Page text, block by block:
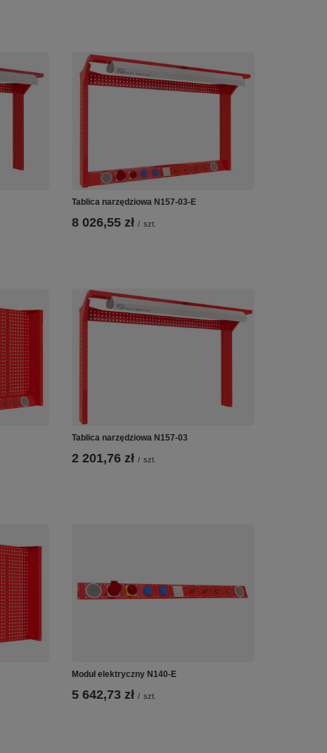
Tablica narzędziowa N157-03-E
8 026,55 zł / szt.
Tablica narzędziowa N157-03
2 201,76 zł / szt.
Moduł elektryczny N140-E
5 642,73 zł / szt.